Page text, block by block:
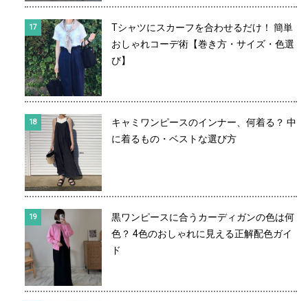
Tシャツにスカーフを合わせるだけ！ 簡単
おしゃれコーデ術【巻き方・サイズ・色選
び】
キャミワンピースのインナー、何着る？ 中
に着るもの・ベストな選び方
黒ワンピースに合うカーディガンの色は何
色？ 4色のおしゃれに見える正解配色ガイ
ド